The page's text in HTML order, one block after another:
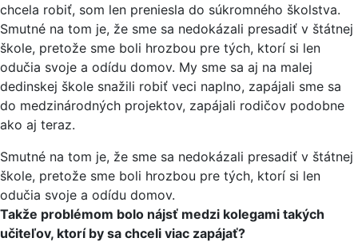
chcela robiť, som len preniesla do súkromného školstva.
Smutné na tom je, že sme sa nedokázali presadiť v štátnej
škole, pretože sme boli hrozbou pre tých, ktorí si len
odučia svoje a odídu domov. My sme sa aj na malej
dedinskej škole snažili robiť veci naplno, zapájali sme sa
do medzinárodných projektov, zapájali rodičov podobne
ako aj teraz.
Smutné na tom je, že sme sa nedokázali presadiť v štátnej
škole, pretože sme boli hrozbou pre tých, ktorí si len
odučia svoje a odídu domov.
Takže problémom bolo nájsť medzi kolegami takých
učiteľov, ktorí by sa chceli viac zapájať?